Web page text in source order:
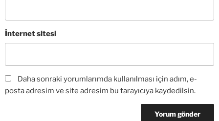
İnternet sitesi
Daha sonraki yorumlarımda kullanılması için adım, e-
posta adresim ve site adresim bu tarayıcıya kaydedilsin.